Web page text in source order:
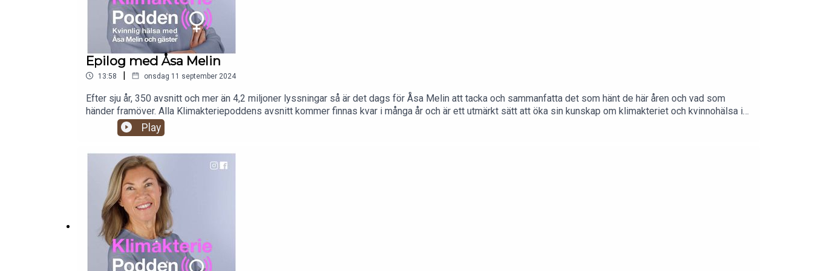
Epilog med Åsa Melin
13:58 | onsdag 11 september 2024
Efter sju år, 350 avsnitt och mer än 4,2 miljoner lyssningar så är det dags för Åsa Melin att tacka och sammanfatta det som hänt de här åren och vad som
händer framöver. Alla Klimakteriepoddens avsnitt kommer finnas kvar i många år och är ett utmärkt sätt att öka sin kunskap om klimakteriet och kvinnohälsa i
ett bredare perspektiv. Du kan läsa mer om alla avsnitt på www.klimakteriepodden.se Så varmt välkommen att lyssna!
Play